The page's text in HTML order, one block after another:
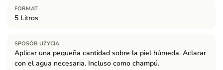
FORMAT
5 Litros
SPOSÓB UŻYCIA
Aplicar una pequeña cantidad sobre la piel húmeda. Aclarar
con el agua necesaria. Incluso como champú.